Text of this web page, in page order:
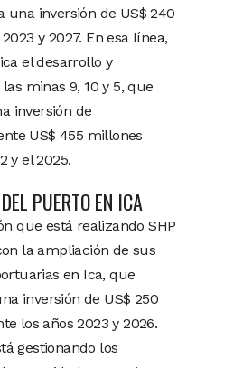
una inversión de US$ 240
y 2027. En esa línea,
el desarrollo y
minas 9, 10 y 5, que
inversión de
US$ 455 millones
y el 2025.
PUERTO EN ICA
que está realizando SHP
la ampliación de sus
en Ica, que
inversión de US$ 250
los años 2023 y 2026.
gestionando los